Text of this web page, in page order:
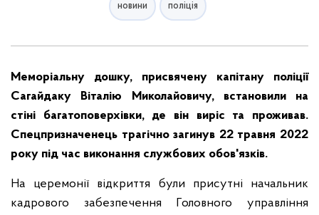
новини поліція
Меморіальну дошку, присвячену капітану поліції
Сагайдаку Віталію Миколайовичу, встановили на
стіні багатоповерхівки, де він виріс та проживав.
Спецпризначенець трагічно загинув 22 травня 2022
року під час виконання службових обов'язків.
На церемонії відкриття були присутні начальник
кадрового забезпечення Головного управління